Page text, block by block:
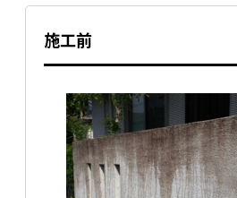
施工前